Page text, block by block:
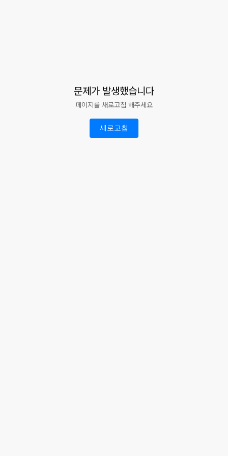
문제가 발생했습니다
페이지를 새로고침 해주세요
새로고침